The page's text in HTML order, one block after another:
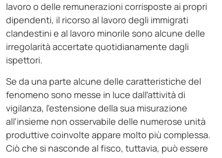
lavoro o delle remunerazioni corrisposte ai propri
dipendenti, il ricorso al lavoro degli immigrati
clandestini e al lavoro minorile sono alcune delle
irregolarità accertate quotidianamente dagli
ispettori.
Se da una parte alcune delle caratteristiche del
fenomeno sono messe in luce dall’attività di
vigilanza, l’estensione della sua misurazione
all’insieme non osservabile delle numerose unità
produttive coinvolte appare molto più complessa.
Ciò che si nasconde al fisco, tuttavia, può essere